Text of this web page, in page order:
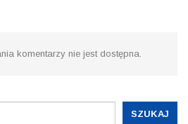
komentarzy nie jest dostępna.
SZUKAJ